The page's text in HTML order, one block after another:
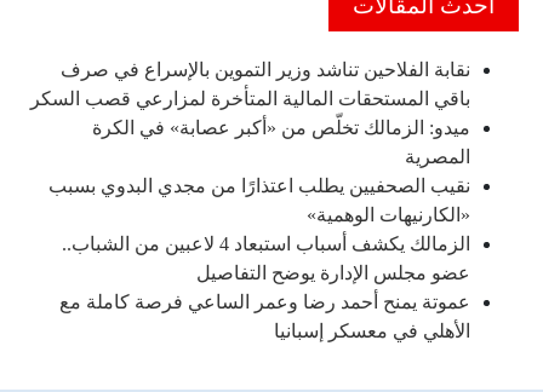
احدث المقالات
نقابة الفلاحين تناشد وزير التموين بالإسراع في صرف
باقي المستحقات المالية المتأخرة لمزارعي قصب السكر
ميدو: الزمالك تخلّص من «أكبر عصابة» في الكرة
المصرية
نقيب الصحفيين يطلب اعتذارًا من مجدي البدوي بسبب
«الكارنيهات الوهمية»
الزمالك يكشف أسباب استبعاد 4 لاعبين من الشباب..
عضو مجلس الإدارة يوضح التفاصيل
عموتة يمنح أحمد رضا وعمر الساعي فرصة كاملة مع
الأهلي في معسكر إسبانيا